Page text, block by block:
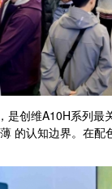
是创维A10H系列
的认知边界。在